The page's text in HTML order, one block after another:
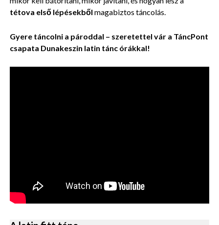
tétova első lépésekből magabiztos táncolás.
Gyere táncolni a pároddal – szeretettel vár a TáncPont
csapata Dunakeszin latin tánc órákkal!